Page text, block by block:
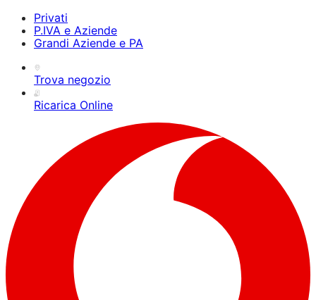
Privati
P.IVA e Aziende
Grandi Aziende e PA
Trova negozio
Ricarica Online